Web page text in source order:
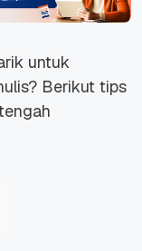
untuk
Berikut tips